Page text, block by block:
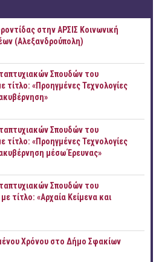
στην ΑΡΣΙΣ Κοινωνική
(Αλεξανδρούπολη)
Σπουδών του
τίτλο: «Προηγμένες Τεχνολογίες
Σπουδών του
τίτλο: «Προηγμένες Τεχνολογίες
μέσω Έρευνας»
Σπουδών του
τίτλο: «Αρχαία Κείμενα και
Χρόνου στο Δήμο Σφακίων